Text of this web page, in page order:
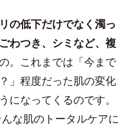
の低下だけでなく濁っ
わつき、シミなど、複
。これまでは「今まで
」程度だった肌の変化
になってくるのです。
な肌のトータルケアに